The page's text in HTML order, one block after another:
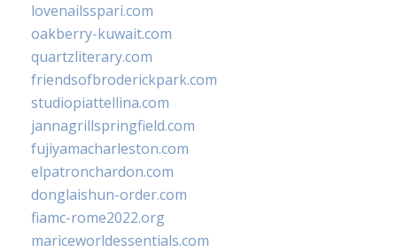
lovenailsspari.com
oakberry-kuwait.com
quartzliterary.com
friendsofbroderickpark.com
studiopiattellina.com
jannagrillspringfield.com
fujiyamacharleston.com
elpatronchardon.com
donglaishun-order.com
fiamc-rome2022.org
mariceworldessentials.com